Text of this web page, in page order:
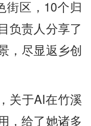
街区 ， 10个归
负责人分享了
，尽显返乡创
关于AI在竹溪
，给了她诸多